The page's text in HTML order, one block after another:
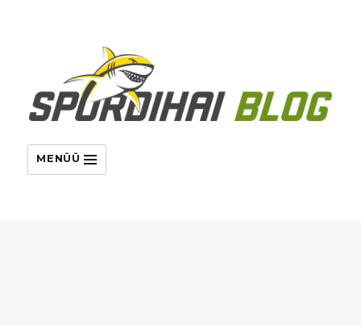
MENÜÜ